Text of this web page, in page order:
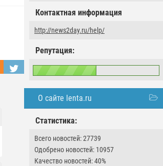
Контактная информация
http://news2day.ru/help/
Репутация:
О сайте lenta.ru
Статистика:
Всего новостей: 27739
Одобрено новостей: 10957
Качество новостей: 40%